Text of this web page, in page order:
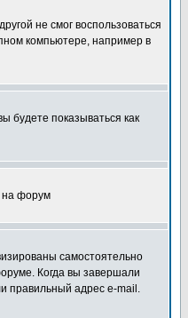
не смог воспользоваться
компьютере, например в
будете показываться как
на форум
самостоятельно
Когда вы завершали
правильный адрес e-mail.